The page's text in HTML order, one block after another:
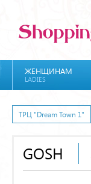
ЖЕНЩИНАМ
LADIES
ТРЦ "Dream Town 1"
GOSH